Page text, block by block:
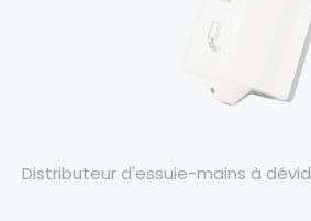
Distributeur d'essuie-mains à